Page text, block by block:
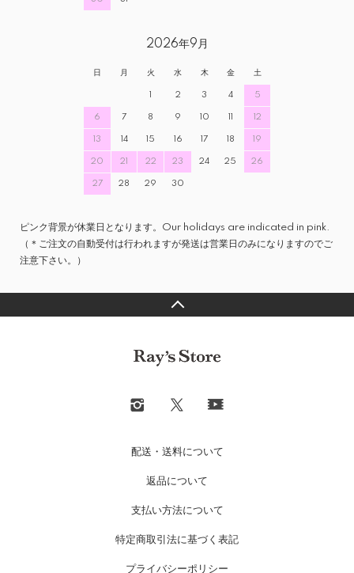
2026年9月
日 月 火 水 木 金 土
1 2 3 4 5
6 7 8 9 10 11 12
13 14 15 16 17 18 19
20 21 22 23 24 25 26
27 28 29 30
ピンク背景が休業日となります。Our holidays are indicated in pink.
（＊ご注文の自動受付は行われますが発送は営業日のみになりますのでご
注意下さい。）
配送・送料について
返品について
支払い方法について
特定商取引法に基づく表記
プライバシーポリシー